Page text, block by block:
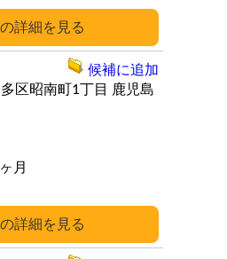
詳細
詳細
多区昭南町1丁目
鹿児島
ヶ月
候補に追加